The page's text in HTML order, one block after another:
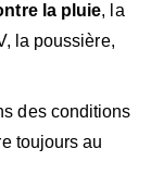
la pluie, la
la poussière,
des conditions
toujours au